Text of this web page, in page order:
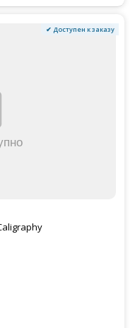
✔ Доступен к заказу